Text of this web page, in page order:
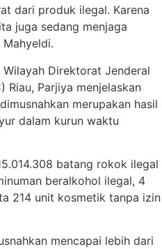
dari produk ilegal. Karena
juga sedang menjaga
Mahyeldi.
Direktorat Jenderal
Riau, Parjiya menjelaskan
merupakan hasil
dalam kurun waktu
batang rokok ilegal
beralkohol ilegal, 4
214 unit kosmetik tanpa izin
mencapai lebih dari